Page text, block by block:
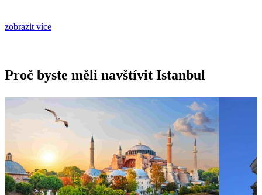
zobrazit více
Proč byste měli navštívit Istanbul